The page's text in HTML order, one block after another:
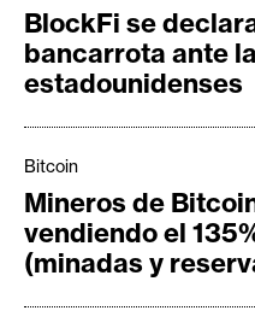
N
o
t
e
P
r
BlockFi se
bancarrota ante
estadounidenses
Bitcoin
Mineros de
vendiendo el
(minadas y